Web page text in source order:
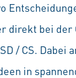
direkt bei
/ CS. Dabei
in